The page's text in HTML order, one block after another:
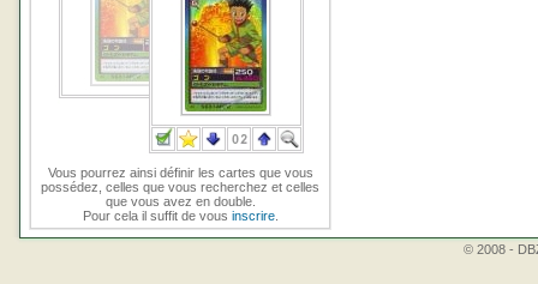
Vous pourrez ainsi définir les cartes que vous
possédez, celles que vous recherchez et celles
que vous avez en double.
Pour cela il suffit de vous inscrire.
© 2008 -